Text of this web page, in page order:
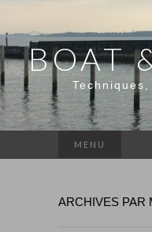
BOAT
MENU
ARCHIVES PAR